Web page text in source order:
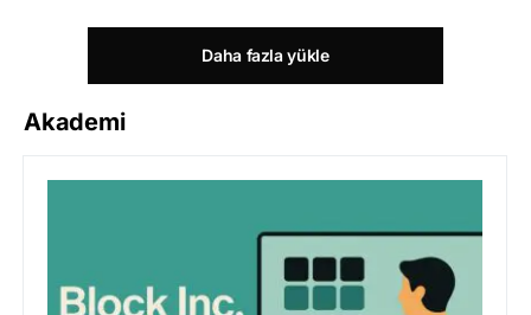
Daha fazla yükle
Akademi